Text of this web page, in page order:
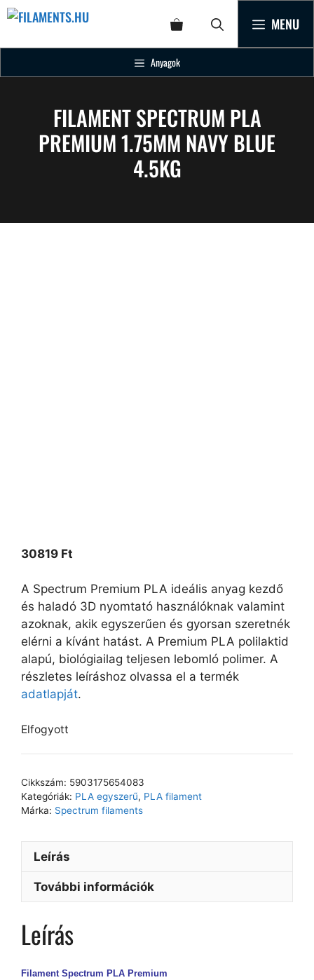
MENU
Anyagok
FILAMENT SPECTRUM PLA
PREMIUM 1.75MM NAVY BLUE
4.5KG
30819 Ft
A Spectrum Premium PLA ideális anyag kezdő
és haladó 3D nyomtató használóknak valamint
azoknak, akik egyszerűen és gyorsan szeretnék
elérni a kívánt hatást. A Premium PLA polilaktid
alapú, biológiailag teljesen lebomló polimer. A
részletes leíráshoz olvassa el a termék
adatlapját.
Elfogyott
Cikkszám: 5903175654083
Kategóriák: PLA egyszerű, PLA filament
Márka: Spectrum filaments
Leírás
További információk
Leírás
Filament Spectrum PLA Premium